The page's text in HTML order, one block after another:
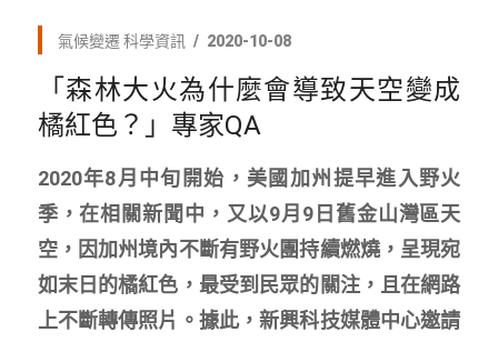
氣候變遷 科學資訊 2020-10-08
「森林大火為什麼會導致天空變成
橘紅色？」專家QA
2020年8月中旬開始，美國加州提早進入野火
季，在相關新聞中，又以9月9日舊金山灣區天
空，因加州境內不斷有野火團持續燃燒，呈現宛
如末日的橘紅色，最受到民眾的關注，且在網路
上不斷轉傳照片。據此，新興科技媒體中心邀請